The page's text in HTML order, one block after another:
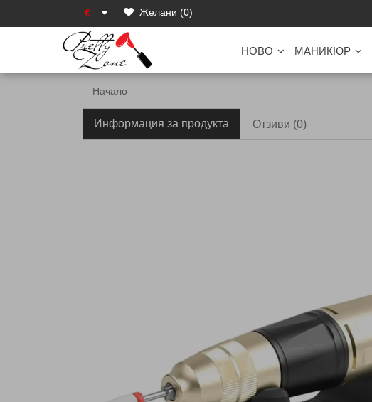
€ Желани (0)
НОВО МАНИКЮР
Начало
Информация за продукта Отзиви (0)